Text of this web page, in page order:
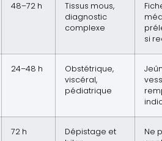
48–72 h
Tissus mous,
diagnostic
complexe
si
24–48 h
Obstétrique,
viscéral,
pédiatrique
72 h
Dépistage et
Ne